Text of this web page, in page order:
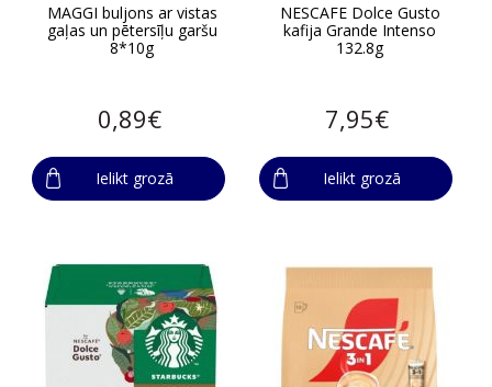
MAGGI buljons ar vistas
gaļas un pētersīļu garšu
8*10g
0,89€
Ielikt grozā
NESCAFE Dolce Gusto
kafija Grande Intenso
132.8g
7,95€
Ielikt grozā